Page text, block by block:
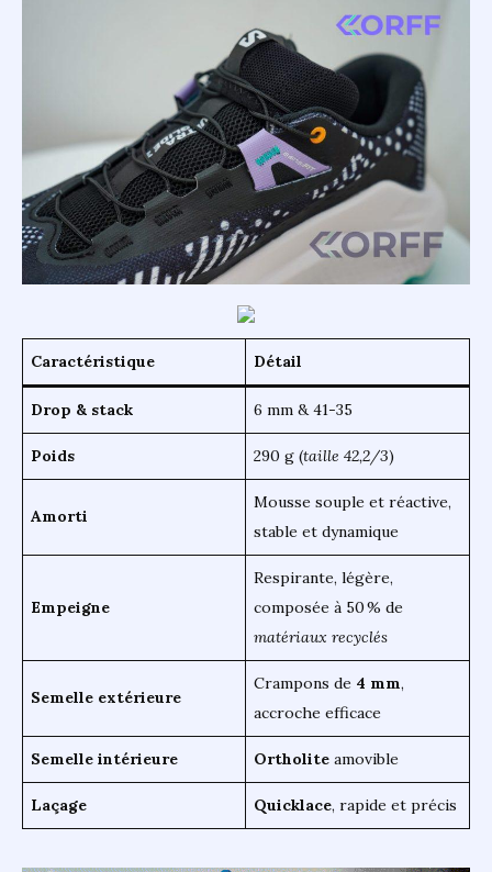
Caractéristique Détail
Drop & stack 6 mm & 41-35
Poids 290 g (taille 42,2/3)
Amorti
Mousse souple et réactive,
stable et dynamique
Empeigne
Respirante, légère,
composée à 50 % de
matériaux recyclés
Semelle extérieure
Crampons de 4 mm,
accroche efficace
Semelle intérieure Ortholite amovible
Laçage Quicklace, rapide et précis